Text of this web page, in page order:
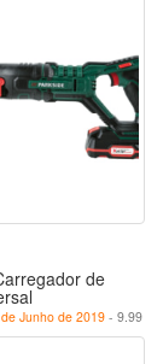
de
Junho de 2019- 9.99